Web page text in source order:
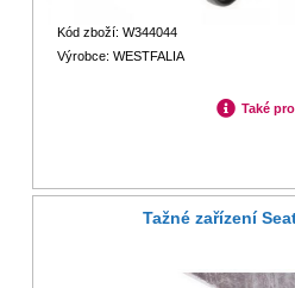
Kód zboží: W344044
Výrobce: WESTFALIA
Také
Tažné zařízení